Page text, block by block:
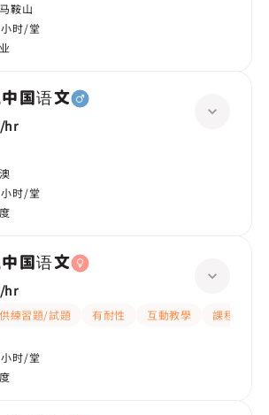
鞍山
时/堂
国语文
/hr
时/堂
国语文
/hr
練習題/試題 有耐性 互動教學
課程設計
时/堂